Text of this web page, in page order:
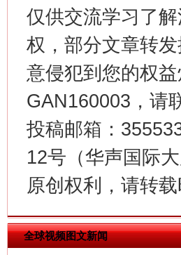
仅供交流学习了
权，部分文章转
意侵犯到您的权
GAN160003，请
投稿邮箱：
12号（华声国际
原创权利，请转
全球视频图文新闻
在谋一域中谋全局
习近平的博鳌关键词